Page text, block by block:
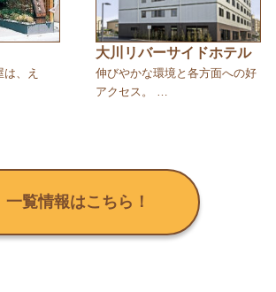
、え
大川リバーサイドホテル
伸びやかな環境と各方面への好
アクセス。 …
一覧情報はこちら！